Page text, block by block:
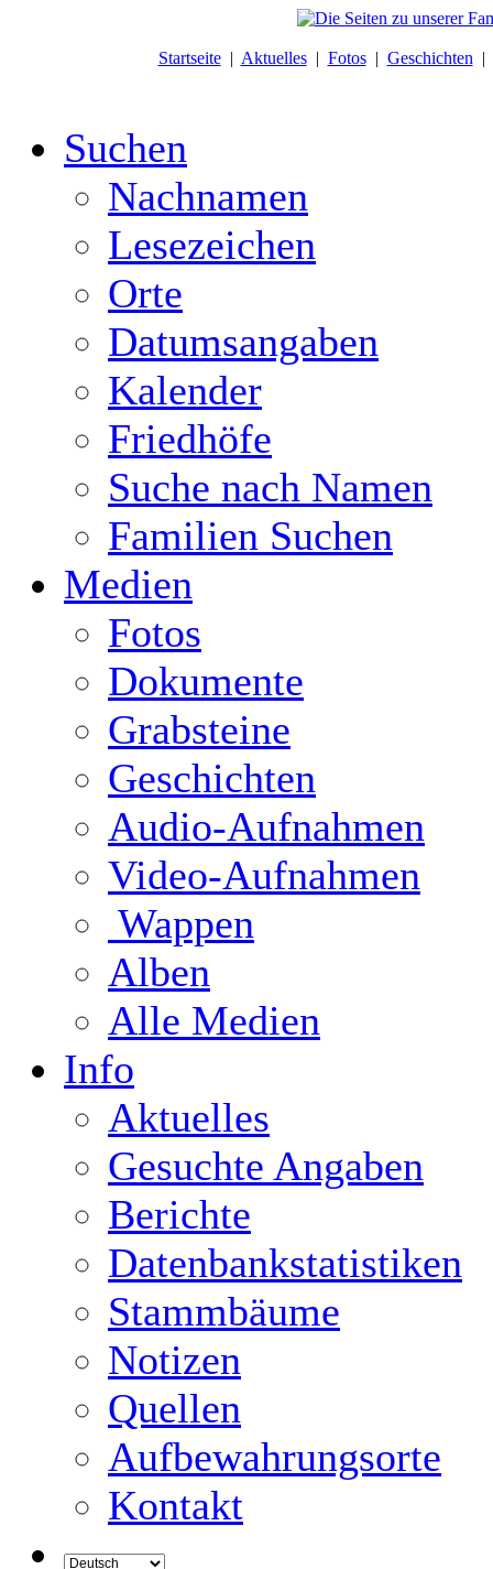
Startseite| Aktuelles| Fotos| Geschichten |
Suchen
Nachnamen
Lesezeichen
Orte
Datumsangaben
Kalender
Friedhöfe
Suche nach Namen
Familien Suchen
Medien
Fotos
Dokumente
Grabsteine
Geschichten
Audio-Aufnahmen
Video-Aufnahmen
Wappen
Alben
Alle Medien
Info
Aktuelles
Gesuchte Angaben
Berichte
Datenbankstatistiken
Stammbäume
Notizen
Quellen
Aufbewahrungsorte
Kontakt